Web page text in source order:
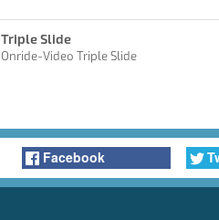
Triple Slide
Onride-Video Triple Slide
Facebook